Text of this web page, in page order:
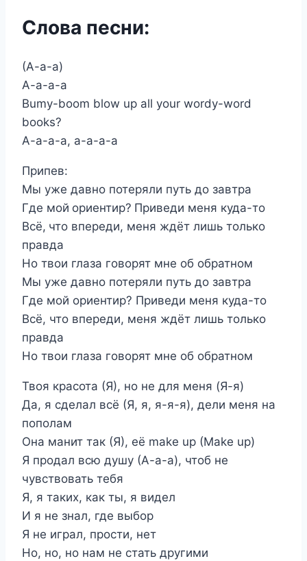
Слова песни:
(А-а-а)
А-а-а-а
Bumy-boom blow up all your wordy-word
books?
А-а-а-а, а-а-а-а
Припев:
Мы уже давно потеряли путь до завтра
Где мой ориентир? Приведи меня куда-то
Всё, что впереди, меня ждёт лишь только
правда
Но твои глаза говорят мне об обратном
Мы уже давно потеряли путь до завтра
Где мой ориентир? Приведи меня куда-то
Всё, что впереди, меня ждёт лишь только
правда
Но твои глаза говорят мне об обратном
Твоя красота (Я), но не для меня (Я-я)
Да, я сделал всё (Я, я, я-я-я), дели меня на
пополам
Она манит так (Я), её make up (Make up)
Я продал всю душу (А-а-а), чтоб не
чувствовать тебя
Я, я таких, как ты, я видел
И я не знал, где выбор
Я не играл, прости, нет
Но, но, но нам не стать другими